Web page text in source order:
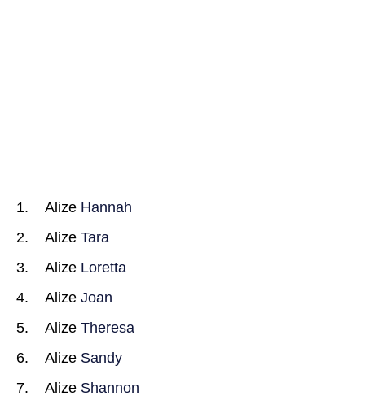
Alize Hannah
Alize Tara
Alize Loretta
Alize Joan
Alize Theresa
Alize Sandy
Alize Shannon